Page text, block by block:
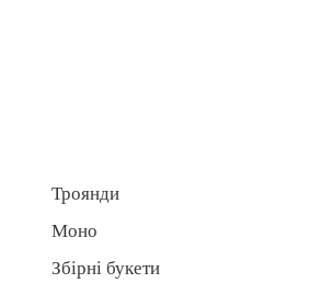
Троянди
Моно
Збірні букети